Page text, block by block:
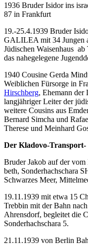
1936 Bruder Isidor ins
87 in Frankfurt
19.-25.4.1939 Bruder
GALILEA mit 34 Jungen
Jüdischen Waisenhaus
das nahegelegene
1940 Cousine Gerda
Weiblichen Fürsorge in
Hirschberg, Ehemann der
langjähriger Leiter der
weitere Cousins aus
Bernard Simcha und
Therese und Meinhard
Der Kladovo-Transport-
Bruder Jakob auf der
beth, Sonderhachschara
Schwarzes Meer,
19.11.1939 mit etwa 15
Trebbin mit der Bahn
Ahrensdorf, begleitet die
Sonderhachschara 5.
21.11.1939 von Berlin